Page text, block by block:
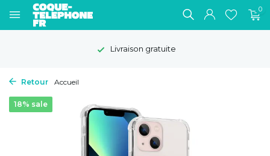
0
Livraison gratuite
Retour Accueil
18% sale